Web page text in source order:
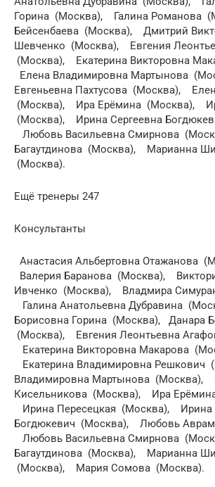
Горина (Москва), Галина Романова
Бейсенбаева (Москва), Дмитрий
Шевченко (Москва), Евгения
(Москва), Екатерина Викторовна
Елена Владимировна Мартынова
Евгеньевна Пахтусова (Москва),
(Москва), Ира Ерёмина (Москва),
(Москва), Ирина Сергеевна
Любовь Васильевна Смирнова
Багаутдинова (Москва), Марианна
(Москва).
Ещё тренеры 247
Консультанты
Анастасия Альбертовна Отажанова
Валерия Баранова (Москва),
Ивченко (Москва), Владмира
Галина Анатольевна Дубравина
Борисовна Горина (Москва), Данара
(Москва), Евгения Леонтьевна
Екатерина Викторовна Макарова
Екатерина Владимировна Решкович
Владимировна Мартынова (Москва),
Кисельникова (Москва), Ира
Ирина Пересецкая (Москва), Ирина
Богдюкевич (Москва), Любовь
Любовь Васильевна Смирнова
Багаутдинова (Москва), Марианна
(Москва), Мария Сомова (Москва).